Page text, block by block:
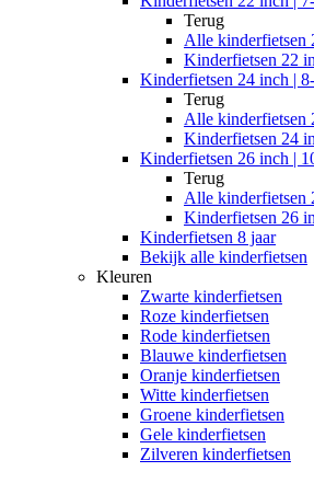
Terug
Alle kinderfietsen
Kinderfietsen 22
Kinderfietsen 24 inch |
Terug
Alle kinderfietsen
Kinderfietsen 24
Kinderfietsen 26 inch |
Terug
Alle kinderfietsen
Kinderfietsen 26
Kinderfietsen 8 jaar
Bekijk alle kinderfietsen
Kleuren
Zwarte kinderfietsen
Roze kinderfietsen
Rode kinderfietsen
Blauwe kinderfietsen
Oranje kinderfietsen
Witte kinderfietsen
Groene kinderfietsen
Gele kinderfietsen
Zilveren kinderfietsen